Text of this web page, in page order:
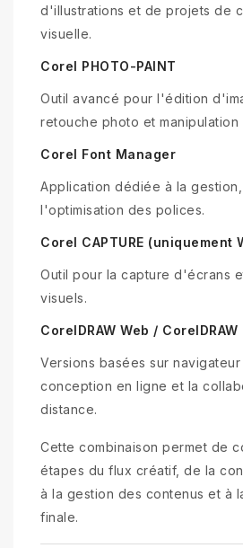
d'illustrations et de projets de
visuelle.
Corel PHOTO-PAINT
Outil avancé pour l'édition
retouche photo et manipulation
Corel Font Manager
Application dédiée à la
l'optimisation des polices.
Corel CAPTURE (uniquement
Outil pour la capture d'écrans
visuels.
CorelDRAW Web / CorelDRAW
Versions basées sur
conception en ligne et la
distance.
Cette combinaison permet de
étapes du flux créatif, de la
à la gestion des contenus et à
finale.